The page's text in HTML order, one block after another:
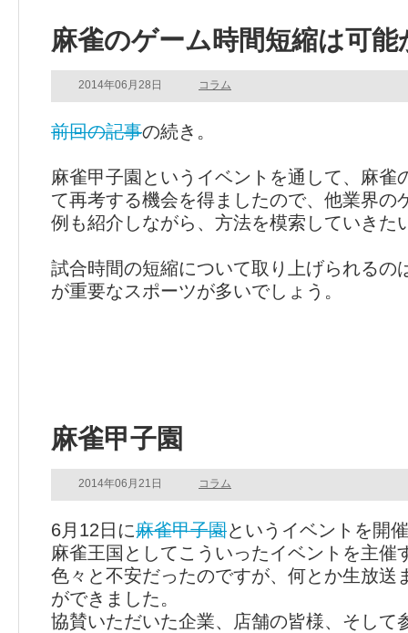
麻雀のゲーム時間短縮は可能
2014年06月28日 コラム
前回の記事の続き。
麻雀甲子園というイベントを通して、麻雀
て再考する機会を得ましたので、他業界の
例も紹介しながら、方法を模索していきた
試合時間の短縮について取り上げられるの
が重要なスポーツが多いでしょう。
麻雀甲子園
2014年06月21日 コラム
6月12日に麻雀甲子園というイベントを開
麻雀王国としてこういったイベントを主催
色々と不安だったのですが、何とか生放送
ができました。
協賛いただいた企業、店舗の皆様、そして